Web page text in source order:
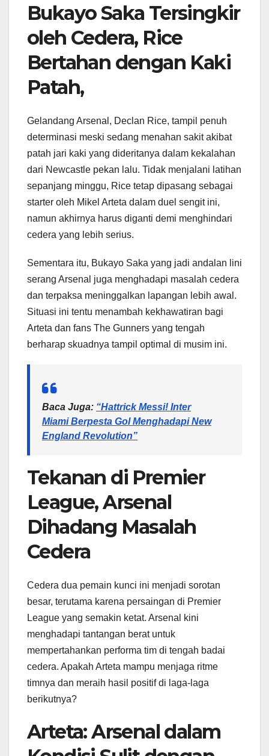
Bukayo Saka Tersingkir
oleh Cedera, Rice
Bertahan dengan Kaki
Patah,
Gelandang Arsenal, Declan Rice, tampil penuh
determinasi meski sedang menahan sakit akibat
patah jari kaki yang dideritanya dalam kekalahan
dari Newcastle pekan lalu. Tidak menjalani latihan
sepanjang minggu, Rice tetap dipasang sebagai
starter oleh Mikel Arteta dalam duel sengit ini,
namun akhirnya harus diganti demi menghindari
cedera yang lebih serius.
Sementara itu, Bukayo Saka yang jadi andalan lini
serang Arsenal juga menghadapi masalah cedera
dan terpaksa meninggalkan lapangan lebih awal.
Situasi ini tentu menambah kekhawatiran bagi
Arteta dan fans The Gunners yang tengah
berharap skuadnya tampil optimal di musim ini.
Baca Juga: “Hattrick Messi! Inter
Miami Berpesta Gol Menghadapi New
England Revolution”
Tekanan di Premier
League, Arsenal
Dihadang Masalah
Cedera
Cedera dua pemain kunci ini menjadi sorotan
besar, terutama karena persaingan di Premier
League yang semakin ketat. Arsenal kini
menghadapi tantangan berat untuk
mempertahankan performa tim di tengah badai
cedera. Apakah Arteta mampu menjaga ritme
timnya dan meraih hasil positif di laga-laga
berikutnya?
Arteta: Arsenal dalam